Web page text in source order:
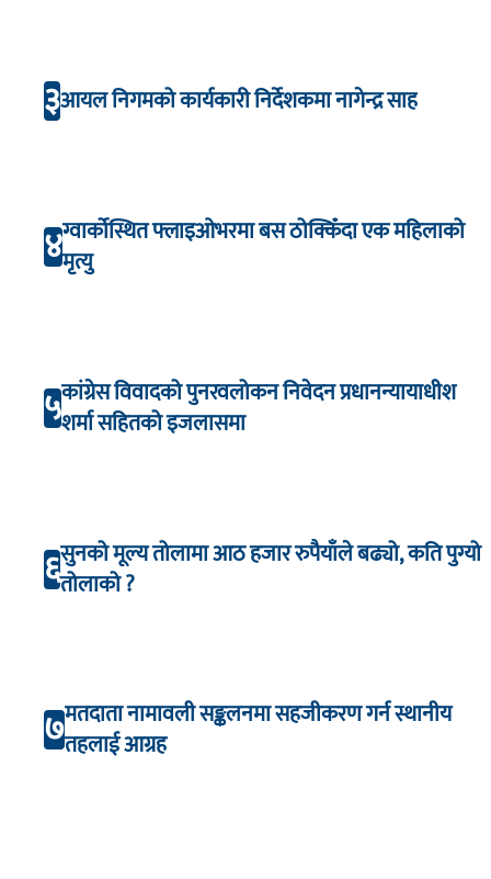
३आयल निगमको कार्यकारी निर्देशकमा नागेन्द्र साह
४ग्वार्कोस्थित फ्लाइओभरमा बस ठोक्किँदा एक महिलाको
मृत्यु
५कांग्रेस विवादको पुनरवलोकन निवेदन प्रधानन्यायाधीश
शर्मा सहितको इजलासमा
६सुनको मूल्य तोलामा आठ हजार रुपैयाँले बढ्यो, कति पुग्यो
तोलाको ?
७मतदाता नामावली सङ्कलनमा सहजीकरण गर्न स्थानीय
तहलाई आग्रह